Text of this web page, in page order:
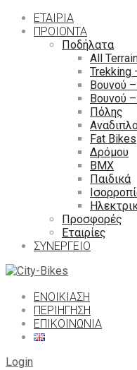
ΕΤΑΙΡΙΑ
ΠΡΟΙΟΝΤΑ
Ποδήλατα
All
Trekking
Βουνού
Βουνού
Πόλης
Fat Bikes
Δρόμου
ΒΜΧ
Παιδικά
Προσφορές
Εταιρίες
ΣΥΝΕΡΓΕΙΟ
ΕΝΟΙΚΙΑΣΗ
ΠΕΡΙΉΓΗΣΗ
ΕΠΙΚΟΙΝΩΝΙΑ
Login